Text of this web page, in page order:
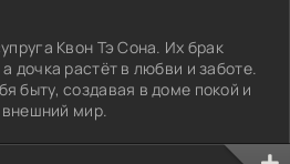
Квон Тэ Сона. Их брак
дочка растёт в любви и заботе.
быту, создавая в доме покой и
внешний мир.